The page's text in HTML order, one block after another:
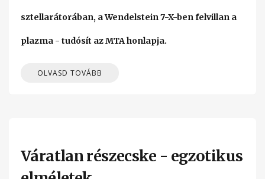
sztellarátorában, a Wendelstein 7-X-ben felvillan a
plazma - tudósít az MTA honlapja.
OLVASD TOVÁBB
Váratlan részecske - egzotikus